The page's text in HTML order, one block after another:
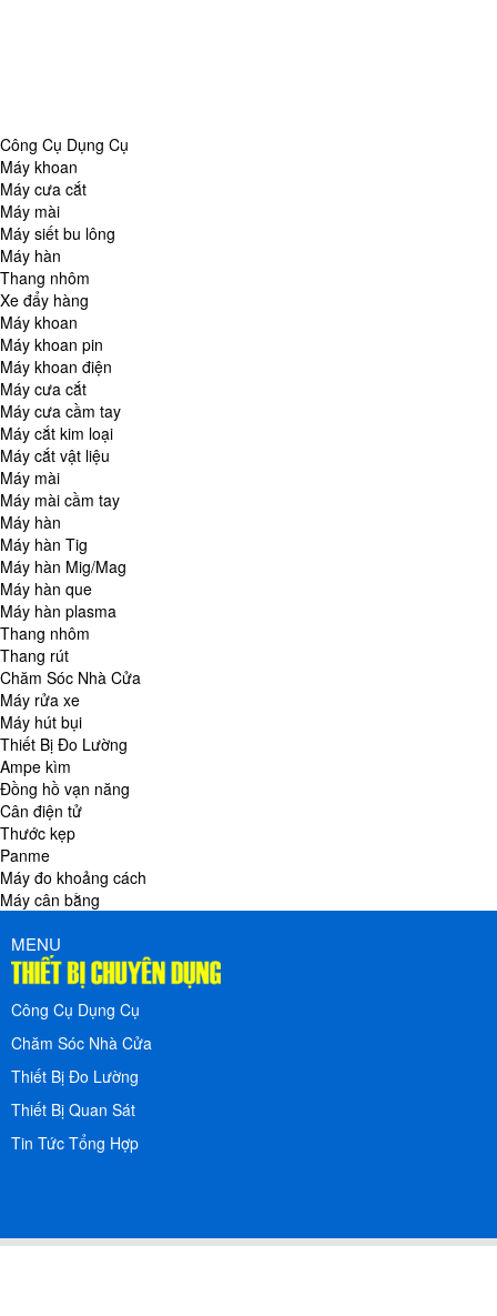
Công Cụ Dụng Cụ
Máy khoan
Máy cưa cắt
Máy mài
Máy siết bu lông
Máy hàn
Thang nhôm
Xe đẩy hàng
Máy khoan
Máy khoan pin
Máy khoan điện
Máy cưa cắt
Máy cưa cầm tay
Máy cắt kim loại
Máy cắt vật liệu
Máy mài
Máy mài cầm tay
Máy hàn
Máy hàn Tig
Máy hàn Mig/Mag
Máy hàn que
Máy hàn plasma
Thang nhôm
Thang rút
Chăm Sóc Nhà Cửa
Máy rửa xe
Máy hút bụi
Thiết Bị Đo Lường
Ampe kìm
Đồng hồ vạn năng
Cân điện tử
Thước kẹp
Panme
Máy đo khoảng cách
Máy cân bằng
MENU
Công Cụ Dụng Cụ
Chăm Sóc Nhà Cửa
Thiết Bị Đo Lường
Thiết Bị Quan Sát
Tin Tức Tổng Hợp